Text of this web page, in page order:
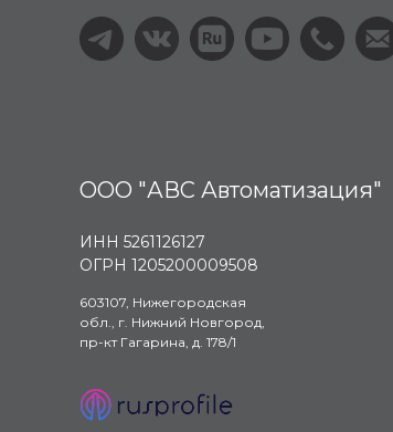
ИНН 5261126127
ОГРН 1205200009508
ООО "АВС Автоматизация"
603107, Нижегородская
обл., г. Нижний Новгород,
пр-кт Гагарина, д. 178/1